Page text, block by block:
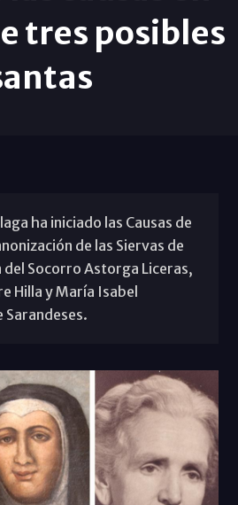
tres posibles
ha iniciado las Causas de
de las Siervas de
Socorro Astorga Liceras,
Hilla y María Isabel
Sarandeses.